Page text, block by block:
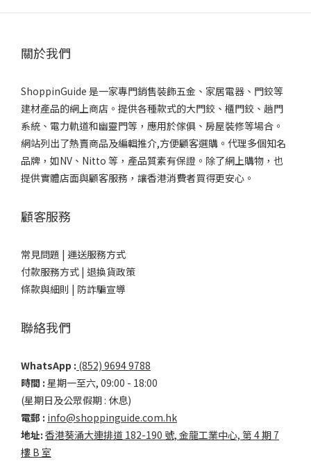
關於我們
ShoppinGuide 是一家專門銷售裝飾五金、家居電器、門鉸等
建材產品的網上商店。提供各種款式的大門鉸、櫃門鉸、趟門
系統、電力軌道和幽靈門等，應用於傢俱、房屋裝修等場合。
網站列出了熱賣商品及編輯推介,方便顧客選購。代理多個知名
品牌，如NV、Nitto 等，產品質素有保證。除了網上購物，也
提供實體店面與顧客服務，讓香港消費者買得更安心。
顧客服務
常見問題 | 運送服務方式
付款服務方式 | 退換貨政策
條款與細則 | 防詐騙宣導
聯絡我們
WhatsApp : (852) 9694 9788
時間 : 星期一至六, 09:00 - 18:00
(星期日及公眾假期 : 休息)
電郵 : info@shoppinguide.com.hk
地址: 香港葵涌大連排道 182-190 號, 金龍工業中心, 第 4 期 7
樓 B 室